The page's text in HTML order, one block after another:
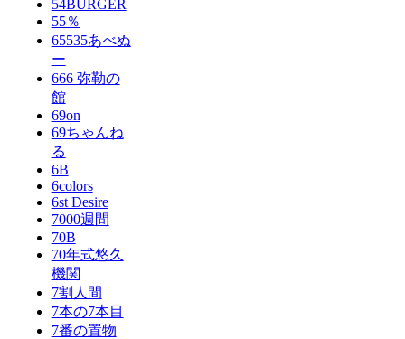
54BURGER
55％
65535あべぬ
ー
666 弥勒の
館
69on
69ちゃんね
る
6B
6colors
6st Desire
7000週間
70B
70年式悠久
機関
7割人間
7本の7本目
7番の置物